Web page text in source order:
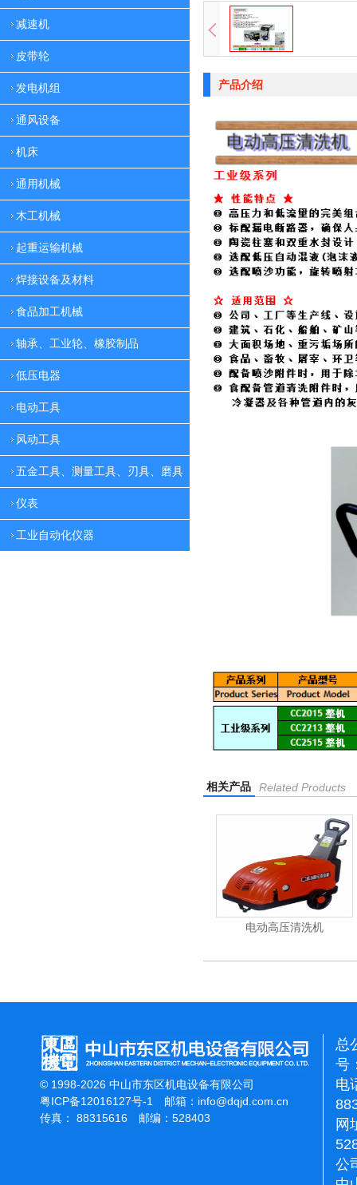
减速机
皮带轮
发电机组
通风设备
机床
通用机械
木工机械
起重运输机械
焊接设备及材料
食品加工机械
轴承、工业轮、橡胶制品
低压电器
电动工具
风动工具
五金工具、测量工具、刃具、磨具
仪表
工业自动化仪器
产品介绍
相关产品 Related Products
电动高压清洗机
© 1998-2026 中山市东区机电设备有限公司
粤ICP备12016127号-1 邮箱： info@dqjd.com.cn
传真： 88315616 邮编：528403
总
号
电
网
公